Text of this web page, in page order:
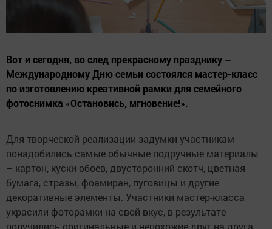
Вот и сегодня, во след прекрасному празднику –
Международному Дню семьи состоялся мастер-класс
по изготовлению креативной рамки для семейного
фотоснимка «Остановись, мгновение!».
Для творческой реализации задумки участникам
понадобились самые обычные подручные материалы
– картон, куски обоев, двусторонний скотч, цветная
бумага, стразы, фоамиран, пуговицы и другие
декоративные элементы. Участники мастер-класса
украсили фоторамки на свой вкус, в результате
получились оригинальные и непохожие друг на друга